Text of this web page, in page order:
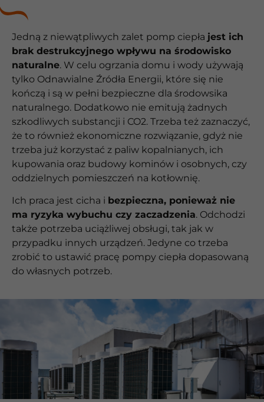
Jedną z niewątpliwych zalet pomp ciepła jest ich
brak destrukcyjnego wpływu na środowisko
naturalne. W celu ogrzania domu i wody używają
tylko Odnawialne Źródła Energii, które się nie
kończą i są w pełni bezpieczne dla środowsika
naturalnego. Dodatkowo nie emitują żadnych
szkodliwych substancji i CO2. Trzeba też zaznaczyć,
że to również ekonomiczne rozwiązanie, gdyż nie
trzeba już korzystać z paliw kopalnianych, ich
kupowania oraz budowy kominów i osobnych, czy
oddzielnych pomieszczeń na kotłownię.
Ich praca jest cicha i bezpieczna, ponieważ nie
ma ryzyka wybuchu czy zaczadzenia. Odchodzi
także potrzeba uciążliwej obsługi, tak jak w
przypadku innych urządzeń. Jedyne co trzeba
zrobić to ustawić pracę pompy ciepła dopasowaną
do własnych potrzeb.